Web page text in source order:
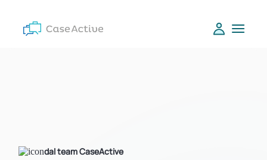
dal team CaseActive